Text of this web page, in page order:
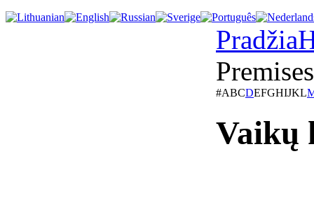
Pradžia
Premises
#ABCDEFGHIJKL
Vaikų